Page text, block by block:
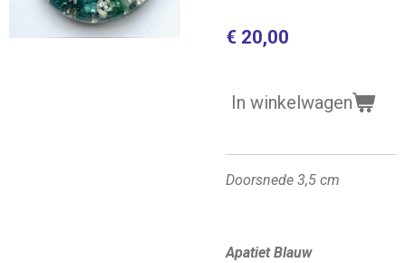
€ 20,00
In winkelwagen
Doorsnede 3,5 cm
Apatiet Blauw